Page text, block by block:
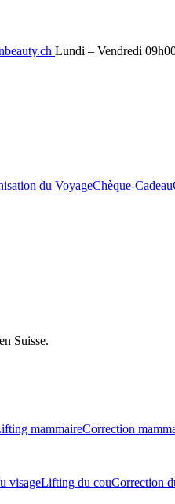
Lundi – Vendredi
du VoyageChèque-Cadeau
Suisse.
mammaireCorrection
visageLifting du couCorrection